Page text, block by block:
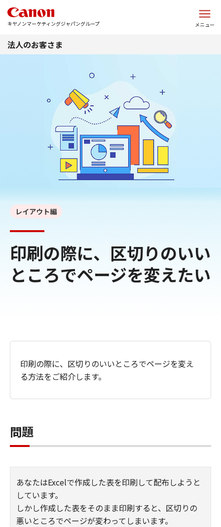
キヤノンマーケティングジャパングループ メニュー
法人のお客さま
印刷の際に、区切りのいい
ところでページを変えたい
レイアウト編
印刷の際に、区切りのいいところでページを変え
る方法をご紹介します。
問題
あなたはExcelで作成した表を印刷して配布しようと
しています。
しかし作成した表をそのまま印刷すると、区切りの
悪いところでページが変わってしまいます。